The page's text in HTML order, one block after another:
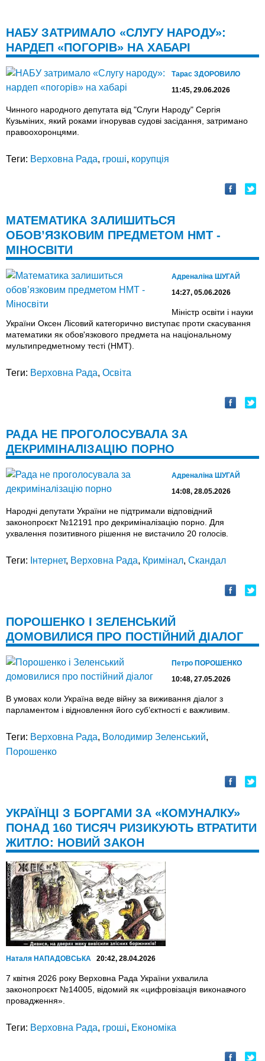
НАБУ ЗАТРИМАЛО «СЛУГУ НАРОДУ»:
НАРДЕП «ПОГОРІВ» НА ХАБАРІ
Тарас ЗДОРОВИЛО
11:45, 29.06.2026
Чинного народного депутата від "Слуги Народу" Сергія
Кузьміних, який роками ігнорував судові засідання, затримано
правоохоронцями.
Теги: Верховна Рада, гроші, корупція
МАТЕМАТИКА ЗАЛИШИТЬСЯ
ОБОВ’ЯЗКОВИМ ПРЕДМЕТОМ НМТ -
МІНОСВІТИ
Адреналіна ШУГАЙ
14:27, 05.06.2026
Міністр освіти і науки
України Оксен Лісовий категорично виступає проти скасування
математики як обов'язкового предмета на національному
мультипредметному тесті (НМТ).
Теги: Верховна Рада, Освіта
РАДА НЕ ПРОГОЛОСУВАЛА ЗА
ДЕКРИМІНАЛІЗАЦІЮ ПОРНО
Адреналіна ШУГАЙ
14:08, 28.05.2026
Народні депутати України не підтримали відповідний
законопроєкт №12191 про декриміналізацію порно. Для
ухвалення позитивного рішення не вистачило 20 голосів.
Теги: Інтернет, Верховна Рада, Кримінал, Скандал
ПОРОШЕНКО І ЗЕЛЕНСЬКИЙ
ДОМОВИЛИСЯ ПРО ПОСТІЙНИЙ ДІАЛОГ
Петро ПОРОШЕНКО
10:48, 27.05.2026
В умовах коли Україна веде війну за виживання діалог з
парламентом і відновлення його суб’єктності є важливим.
Теги: Верховна Рада, Володимир Зеленський,
Порошенко
УКРАЇНЦІ З БОРГАМИ ЗА «КОМУНАЛКУ»
ПОНАД 160 ТИСЯЧ РИЗИКУЮТЬ ВТРАТИТИ
ЖИТЛО: НОВИЙ ЗАКОН
Наталя НАПАДОВСЬКА 20:42, 28.04.2026
7 квітня 2026 року Верховна Рада України ухвалила
законопроєкт №14005, відомий як «цифровізація виконавчого
провадження».
Теги: Верховна Рада, гроші, Економіка